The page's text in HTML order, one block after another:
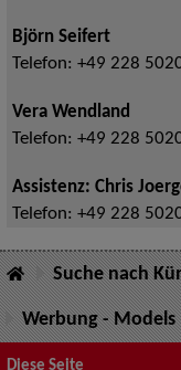
Björn Seifert
Telefon: +49 228
Vera Wendland
Telefon: +49 228
Assistenz: Chris
Telefon: +49 228
Suche nach
Werbung - Models
Diese Seite